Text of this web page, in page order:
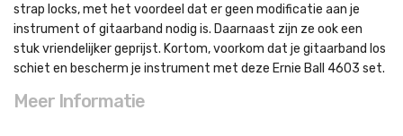
strap locks, met het voordeel dat er geen modificatie aan je
instrument of gitaarband nodig is. Daarnaast zijn ze ook een
stuk vriendelijker geprijst. Kortom, voorkom dat je gitaarband los
schiet en bescherm je instrument met deze Ernie Ball 4603 set.
Meer Informatie